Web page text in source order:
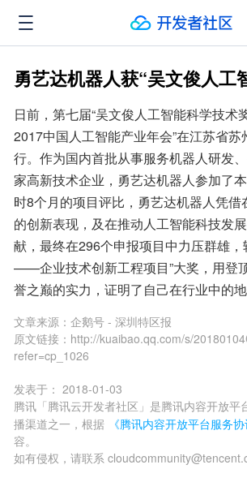
勇艺达机器人获“吴文俊人工
日前，第七届“吴文俊人工智能科学技
2017中国人工智能产业年会”在江苏省
行。作为国内首批从事服务机器人研发
家高新技术企业，勇艺达机器人参加了
时8个月的项目评比，勇艺达机器人凭借
的创新表现，及在推动人工智能科技发
献，最终在296个申报项目中力压群雄，
——企业技术创新工程项目”大奖，用登
誉之巅的实力，证明了自己在行业中的地
文章来源： 企鹅号 - 深圳特区报
原文链接： http://kuaibao.qq.com/s/
refer=cp_1026
发表于： 2018-01-03
腾讯「腾讯云开发者社区」是腾讯内容开放平
播渠道之一，根据
《腾讯内容开放平台服务协
容。
如有侵权，请联系